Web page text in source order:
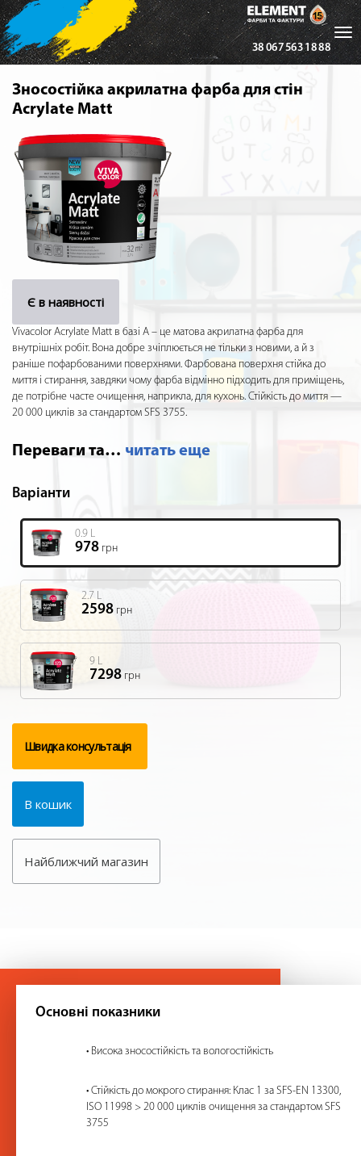
38 067 563 18 88
Зносостійка акрилатна фарба для стін
Acrylate Matt
Є в наявності
Vivacolor Acrylate Matt в базі A – це матова акрилатна фарба для
внутрішніх робіт. Вона добре зчіплюється не тільки з новими, а й з
раніше пофарбованими поверхнями. Фарбована поверхня стійка до
миття і стирання, завдяки чому фарба відмінно підходить для приміщень,
де потрібне часте очищення, наприкла, для кухонь. Стійкість до миття —
20 000 циклів за стандартом SFS 3755.
Переваги та… читать еще
Варіанти
0.9 L
978 грн
2.7 L
2598 грн
9 L
7298 грн
Швидка консультація
В кошик
Найближчий магазин
Основні показники
• Висока зносостійкість та вологостійкість
• Стійкість до мокрого стирання: Клас 1 за SFS-EN 13300,
ISO 11998 > 20 000 циклів очищення за стандартом SFS
3755